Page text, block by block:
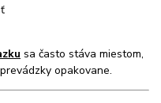
sa často stáva miestom,
opakovane.